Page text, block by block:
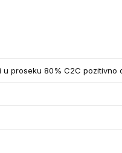
u proseku 80% C2C